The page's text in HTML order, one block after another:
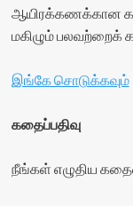
ஆயிரக்கணக்கான
மகிழும் பலவற்றைக்
இங்கே சொடுக்கவும்
கதைப்பதிவு
நீங்கள் எழுதிய